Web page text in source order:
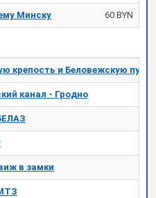
Минску 60 BYN
крепость и Беловежскую пущу
канал - Гродно
в замки